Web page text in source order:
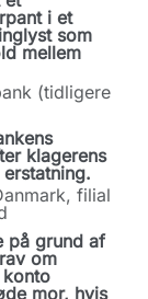
i et
som
mellem
(tidligere
klagerens
filial
på grund af
om
mor, hvis